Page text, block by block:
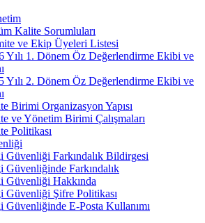
Kalite Sorumluları
ve Ekip Üyeleri Listesi
Yılı 1. Dönem Öz Değerlendirme Ekibi ve
Yılı 2. Dönem Öz Değerlendirme Ekibi ve
Birimi Organizasyon Yapısı
ve Yönetim Birimi Çalışmaları
Politikası
Güvenliği Farkındalık Bildirgesi
Güvenliğinde Farkındalık
Güvenliği Hakkında
Güvenliği Şifre Politikası
Güvenliğinde E-Posta Kullanımı